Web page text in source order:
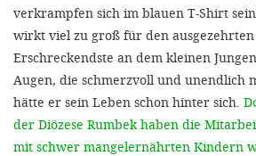
verkrampfen sich im blauen T-Shirt
wirkt viel zu groß für den
Erschreckendste an dem kleinen
Augen, die schmerzvoll und unendlich
hätte er sein Leben schon hinter sich.
der Diözese Rumbek haben die
mit schwer mangelernährten Kindern